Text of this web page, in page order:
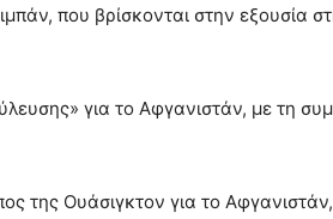
που βρίσκονται στην εξουσία
για το Αφγανιστάν, με τη
της Ουάσιγκτον για το